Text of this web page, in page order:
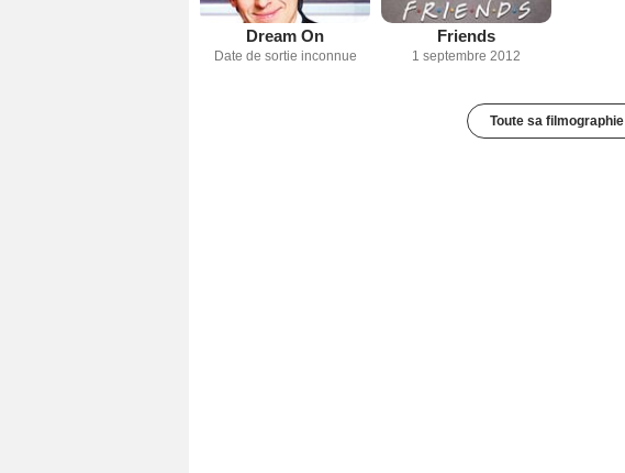
Dream On
Date de sortie inconnue
Friends
1 septembre 2012
Toute sa filmographie